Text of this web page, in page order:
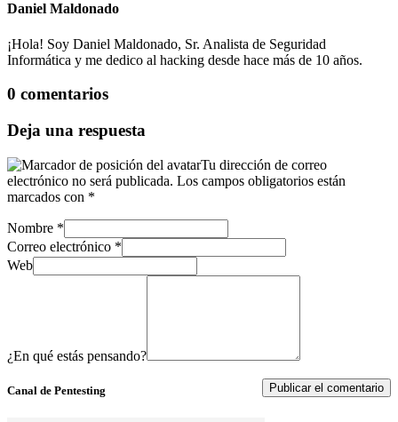
Daniel Maldonado
¡Hola! Soy Daniel Maldonado, Sr. Analista de Seguridad
Informática y me dedico al hacking desde hace más de 10 años.
0 comentarios
Deja una respuesta
Tu dirección de correo
electrónico no será publicada. Los campos obligatorios están
marcados con *
Nombre *
Correo electrónico *
Web
¿En qué estás pensando?
Canal de Pentesting